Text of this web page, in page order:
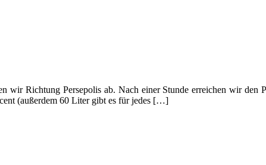
Richtung Persepolis ab. Nach einer Stunde erreichen wir den
(außerdem 60 Liter gibt es für jedes […]